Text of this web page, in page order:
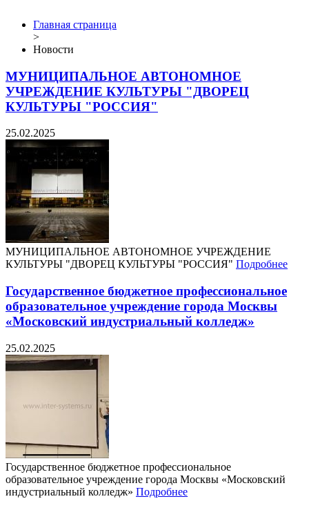
Главная страница
>
Новости
МУНИЦИПАЛЬНОЕ АВТОНОМНОЕ
УЧРЕЖДЕНИЕ КУЛЬТУРЫ "ДВОРЕЦ
КУЛЬТУРЫ "РОССИЯ"
25.02.2025
МУНИЦИПАЛЬНОЕ АВТОНОМНОЕ УЧРЕЖДЕНИЕ
КУЛЬТУРЫ "ДВОРЕЦ КУЛЬТУРЫ "РОССИЯ" Подробнее
Государственное бюджетное профессиональное
образовательное учреждение города Москвы
«Московский индустриальный колледж»
25.02.2025
Государственное бюджетное профессиональное
образовательное учреждение города Москвы «Московский
индустриальный колледж» Подробнее